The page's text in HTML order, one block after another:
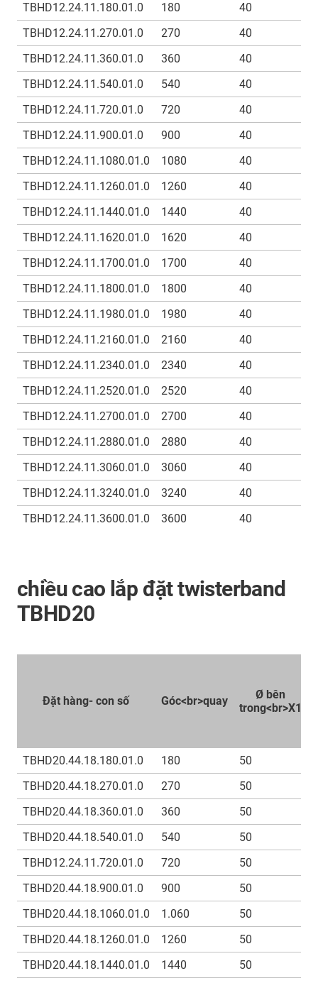
TBHD12.24.11.180.01.0 180 40
TBHD12.24.11.270.01.0
270 40
TBHD12.24.11.360.01.0
360 40
TBHD12.24.11.540.01.0
540 40
TBHD12.24.11.720.01.0
720 40
TBHD12.24.11.900.01.0
900 40
TBHD12.24.11.1080.01.0
1080 40
TBHD12.24.11.1260.01.0
1260 40
TBHD12.24.11.1440.01.0
1440 40
TBHD12.24.11.1620.01.0
1620 40
TBHD12.24.11.1700.01.0
1700 40
TBHD12.24.11.1800.01.0
1800 40
TBHD12.24.11.1980.01.0
1980 40
TBHD12.24.11.2160.01.0
2160 40
TBHD12.24.11.2340.01.0
2340 40
TBHD12.24.11.2520.01.0
2520 40
TBHD12.24.11.2700.01.0
2700 40
TBHD12.24.11.2880.01.0
2880 40
TBHD12.24.11.3060.01.0
3060 40
TBHD12.24.11.3240.01.0
3240 40
TBHD12.24.11.3600.01.0
3600 40
chiều cao lắp đặt twisterband
TBHD20
Đặt hàng- con số Góc<br>quay
Ø bên
trong<br>X1
TBHD20.44.18.180.01.0 180 50
TBHD20.44.18.270.01.0
270 50
TBHD20.44.18.360.01.0
360 50
TBHD20.44.18.540.01.0
540 50
TBHD12.24.11.720.01.0
720 50
TBHD20.44.18.900.01.0
900 50
TBHD20.44.18.1060.01.0
1.060 50
TBHD20.44.18.1260.01.0
1260 50
TBHD20.44.18.1440.01.0
1440 50